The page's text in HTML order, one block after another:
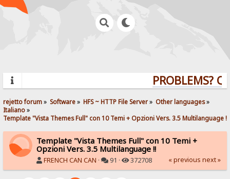
PROBLEMS?
rejetto forum» Software» HFS ~ HTTP File Server» Other languages»
Italiano»
Template "Vista Themes Full" con 10 Temi + Opzioni Vers. 3.5 Multilanguage !!
Template "Vista Themes Full" con 10 Temi +
Opzioni Vers. 3.5 Multilanguage !!
FRENCH CAN CAN · 91 · 372708 « previous next »